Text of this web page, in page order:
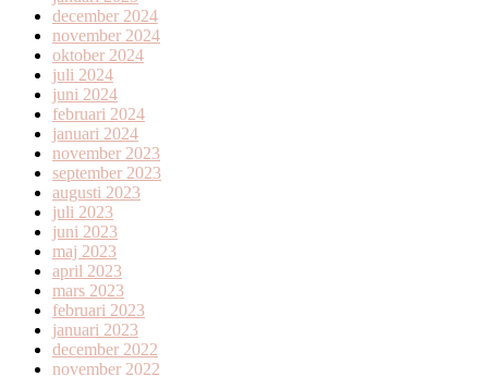
december 2024
november 2024
oktober 2024
juli 2024
juni 2024
februari 2024
januari 2024
november 2023
september 2023
augusti 2023
juli 2023
juni 2023
maj 2023
april 2023
mars 2023
februari 2023
januari 2023
december 2022
november 2022